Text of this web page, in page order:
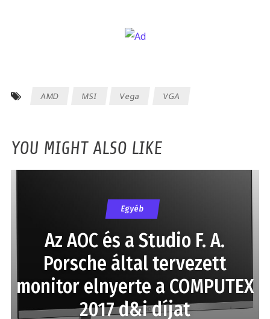
AMD MSI Vega VGA
YOU MIGHT ALSO LIKE
Egyéb
Az AOC és a Studio F. A.
Porsche által tervezett
monitor elnyerte a COMPUTEX
2017 d&i díjat